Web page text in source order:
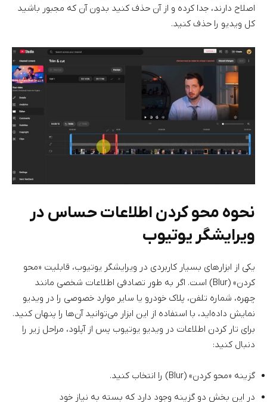
اصلاح دارند، جدا کرده و از آن حذف کنید بدون آن که مجبور باشید
کل ویدیو را حذف کنید.
نحوه محو کردن اطلاعات حساس در
ویرایشگر یوتیوب
یکی از ابزارهای بسیار کاربردی در ویرایشگر یوتیوب، قابلیت «محو
کردن» (Blur) است. اگر به طور تصادفی اطلاعات شخصی مانند
چهره، شماره تلفن، پلاک خودرو یا سایر موارد خصوصی را در ویدیو
نمایش داده‌اید، با استفاده از این ابزار می‌توانید آن‌ها را پنهان کنید.
برای تار کردن اطلاعات در ویدیو یوتیوب پس از آپلود، مراحل زیر را
دنبال کنید:
گزینه «محو کردن» (Blur) را انتخاب کنید.
در این بخش دو گزینه وجود دارد که بسته به نیاز خود